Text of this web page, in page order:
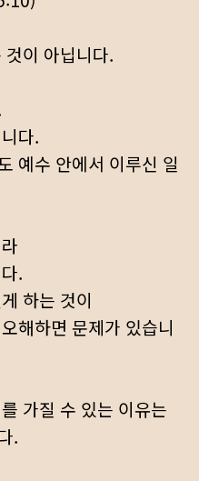
이 아닙니다.
다.
예수 안에서 이루신 일
.
하는 것이
해하면 문제가 있습니
가질 수 있는 이유는
.